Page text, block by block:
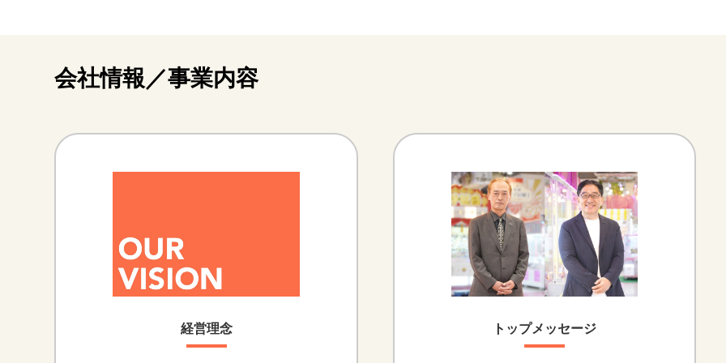
会社情報／事業内容
経営理念 トップメッセージ